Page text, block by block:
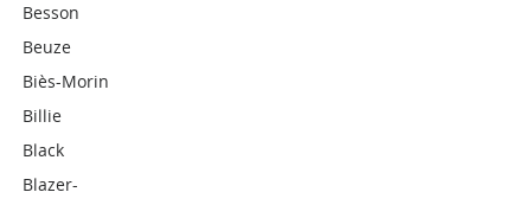
Besson
Beuze
Biès-Morin
Billie
Black
Blazer-